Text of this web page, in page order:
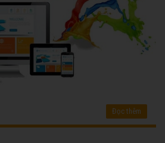
Đọc thêm